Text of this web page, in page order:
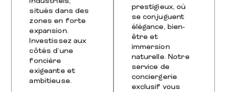
situés dans des
zones en forte
expansion.
Investissez aux
côtés d’une
foncière
exigeante et
ambitieuse.
prestigieux, où
se conjuguent
élégance, bien-
être et
immersion
naturelle. Notre
service de
conciergerie
exclusif vous